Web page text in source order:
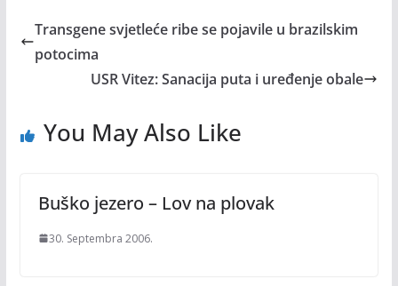
Transgene svjetleće ribe se pojavile u brazilskim
potocima
USR Vitez: Sanacija puta i uređenje obale
You May Also Like
Buško jezero – Lov na plovak
30. Septembra 2006.